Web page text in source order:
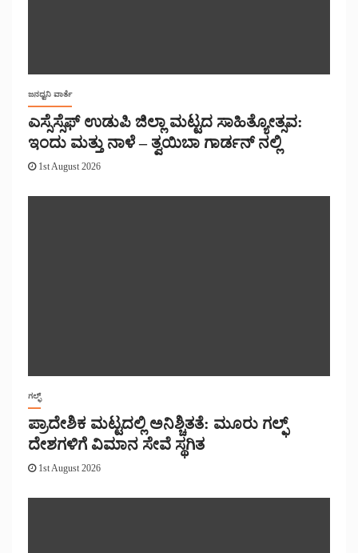
ಜನಧ್ವನಿ ವಾರ್ತೆ
ಎಸ್ಸೆಸ್ಸೆಫ್ ಉಡುಪಿ ಜಿಲ್ಲಾ ಮಟ್ಟದ ಸಾಹಿತ್ಯೋತ್ಸವ:
ಇಂದು ಮತ್ತು ನಾಳೆ – ತ್ವಯಿಬಾ ಗಾರ್ಡನ್ ನಲ್ಲಿ
1st August 2026
ಗಲ್ಫ್
ಪ್ರಾದೇಶಿಕ ಮಟ್ಟದಲ್ಲಿ ಅನಿಶ್ಚಿತತೆ: ಮೂರು ಗಲ್ಫ್
ದೇಶಗಳಿಗೆ ವಿಮಾನ ಸೇವೆ ಸ್ಥಗಿತ
1st August 2026